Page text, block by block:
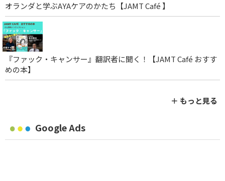
オランダと学ぶAYAケアのかたち【JAMT Café 】
『ファック・キャンサー』翻訳者に聞く！【JAMT Café おすす
めの本】
＋ もっと見る
Google Ads